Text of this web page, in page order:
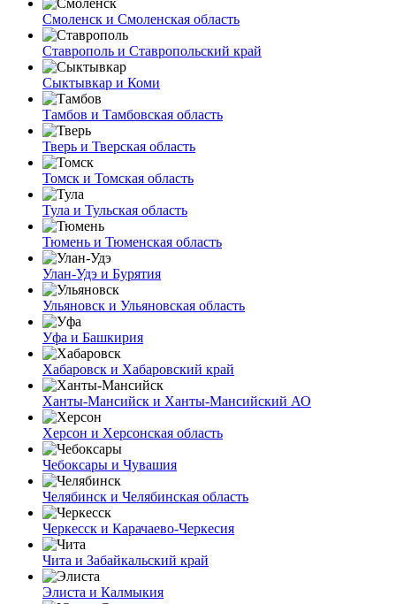
Смоленск и Смоленская область
Ставрополь и Ставропольский край
Сыктывкар и Коми
Тамбов и Тамбовская область
Тверь и Тверская область
Томск и Томская область
Тула и Тульская область
Тюмень и Тюменская область
Улан-Удэ и Бурятия
Ульяновск и Ульяновская область
Уфа и Башкирия
Хабаровск и Хабаровский край
Ханты-Мансийск и Ханты-Мансийский АО
Херсон и Херсонская область
Чебоксары и Чувашия
Челябинск и Челябинская область
Черкесск и Карачаево-Черкесия
Чита и Забайкальский край
Элиста и Калмыкия